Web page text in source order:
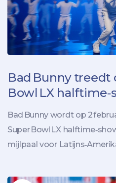
Bad Bunny treedt
Bowl LX
Bad Bunny wordt op 2
Super Bowl LX
mijlpaal voor